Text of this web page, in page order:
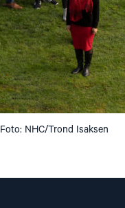
NHC/Trond Isaksen